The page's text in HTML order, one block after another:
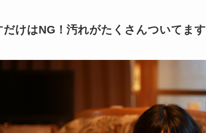
だけはNG！汚れがたくさんついてます